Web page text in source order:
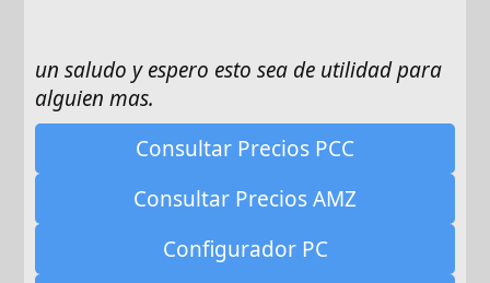
un saludo y espero esto sea de utilidad para
alguien mas.
Consultar Precios PCC
Consultar Precios AMZ
Configurador PC